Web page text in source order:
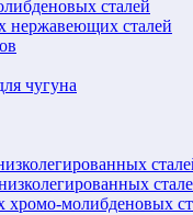
сталей
нержавеющих сталей
чугуна
хромо-молибденовых